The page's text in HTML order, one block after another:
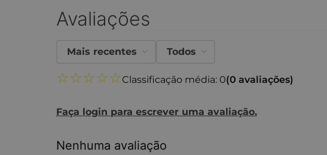
Avaliações
☆☆☆☆☆Classificação média: 0(0 avaliações)
Faça login para escrever uma avaliação.
Mais recentes Todos
Nenhuma avaliação